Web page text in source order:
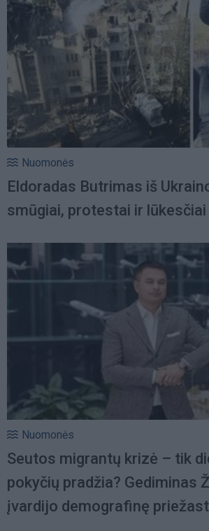
Nuomonės
Eldoradas Butrimas iš
smūgiai, protestai ir lūkesčiai
Nuomonės
Seutos migrantų krizė – tik
pokyčių pradžia? Gediminas
įvardijo demografinę